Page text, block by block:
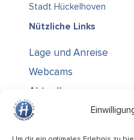
Stadt Hückelhoven
Nützliche Links
Lage und Anreise
Webcams
Aktuelles
Über uns
Kontakt /